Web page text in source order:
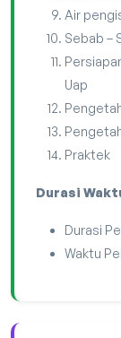
Air
Sebab –
Uap
Praktek
Durasi
Durasi
Waktu